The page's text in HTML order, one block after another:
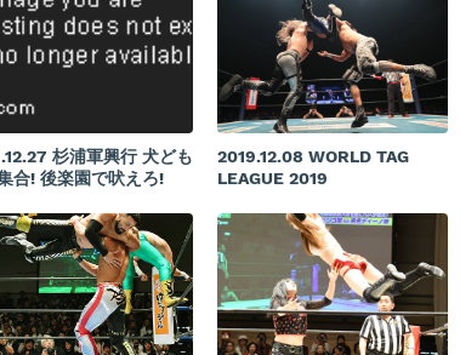
杉浦軍興行 犬ども
合! 後楽園で吠えろ!
2019.12.08 WORLD TAG
LEAGUE 2019